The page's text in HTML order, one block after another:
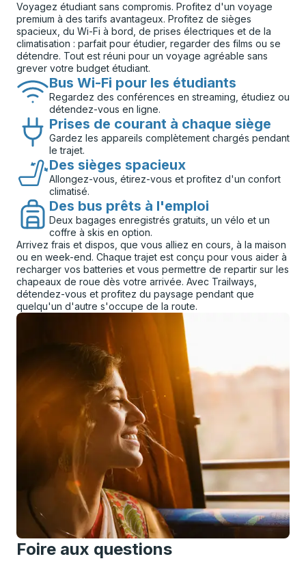
Voyagez étudiant sans compromis. Profitez d'un voyage
premium à des tarifs avantageux. Profitez de sièges
spacieux, du Wi-Fi à bord, de prises électriques et de la
climatisation : parfait pour étudier, regarder des films ou se
détendre. Tout est réuni pour un voyage agréable sans
grever votre budget étudiant.
Bus Wi-Fi pour les étudiants
Regardez des conférences en streaming, étudiez ou
détendez-vous en ligne.
Prises de courant à chaque siège
Gardez les appareils complètement chargés pendant
le trajet.
Des sièges spacieux
Allongez-vous, étirez-vous et profitez d'un confort
climatisé.
Des bus prêts à l'emploi
Deux bagages enregistrés gratuits, un vélo et un
coffre à skis en option.
Arrivez frais et dispos, que vous alliez en cours, à la maison
ou en week-end. Chaque trajet est conçu pour vous aider à
recharger vos batteries et vous permettre de repartir sur les
chapeaux de roue dès votre arrivée. Avec Trailways,
détendez-vous et profitez du paysage pendant que
quelqu'un d'autre s'occupe de la route.
Foire aux questions